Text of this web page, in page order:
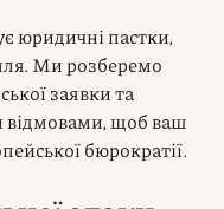
юридичні пастки,
Ми розберемо
заявки та
відмовами, щоб ваш
бюрократії.